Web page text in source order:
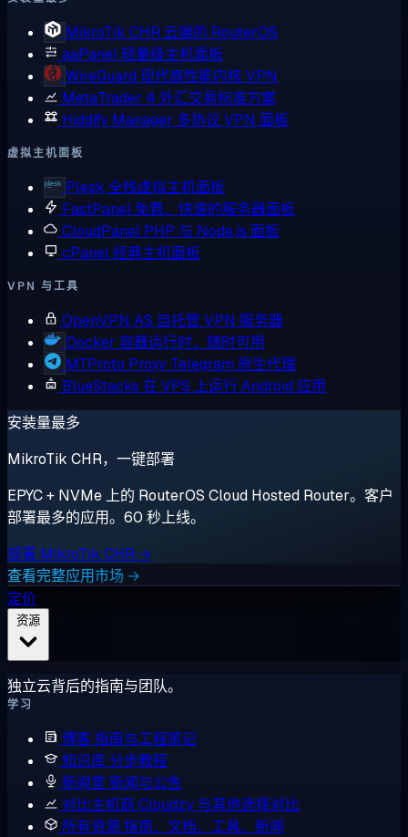
MikroTik CHR 云端的 RouterOS
aaPanel轻量级主机面板
WireGuard 现代高性能内核 VPN
MetaTrader 4 外汇交易标准方案
Hiddify Manager 多协议 VPN 面板
虚拟主机面板
Plesk 全栈虚拟主机面板
FastPanel 免费、快速的服务器面板
CloudPanel PHP 与 Node.js 面板
cPanel经典主机面板
VPN 与工具
OpenVPN AS 自托管 VPN 服务器
Docker 容器运行时，随时可用
MTProto Proxy Telegram 原生代理
BlueStacks 在 VPS 上运行 Android 应用
安装量最多
MikroTik CHR，一键部署
EPYC + NVMe 上的 RouterOS Cloud Hosted Router。客户
部署最多的应用。60 秒上线。
部署 MikroTik CHR →
查看完整应用市场 →
定价
独立云背后的指南与团队。
学习
博客指南与工程笔记
知识库 分步教程
新闻室 新闻与公告
对比主机商 Cloudzy 与其他选择对比
所有资源指南、文档、工具、新闻